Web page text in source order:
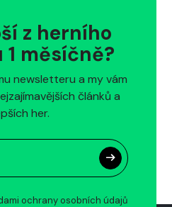
z herního
měsíčně?
newsletteru a my vám
článků a
her.
ochrany osobních údajů